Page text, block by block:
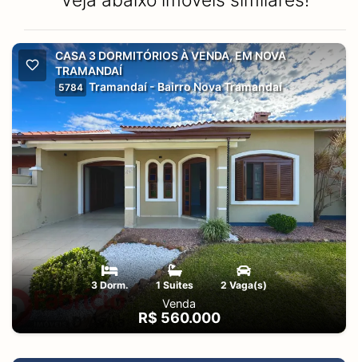
CASA 3 DORMITÓRIOS À VENDA, EM NOVA
TRAMANDAÍ
5784 Tramandaí - Bairro Nova Tramandaí
3 Dorm. 1 Suites 2 Vaga(s)
Venda
R$ 560.000